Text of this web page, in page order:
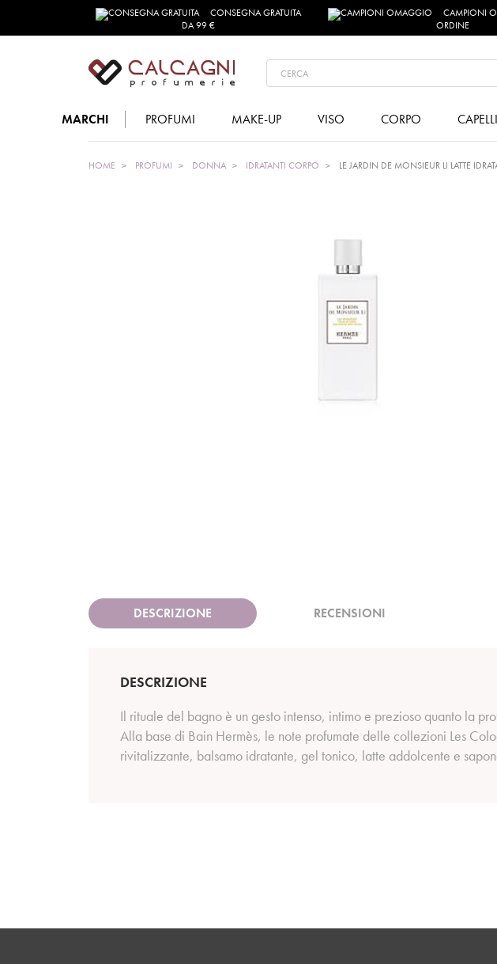
CONSEGNA GRATUITA
DA 99 €
CAMPIONI
ORDINE
MARCHI PROFUMI MAKE-UP VISO CORPO CAPELLI
HOME PROFUMI DONNA IDRATANTI CORPO LE JARDIN DE MONSIEUR LI LATTE
DESCRIZIONE RECENSIONI
DESCRIZIONE
Il rituale del bagno è un gesto intenso, intimo e prezioso quanto la
Alla base di Bain Hermès, le note profumate delle collezioni Les
rivitalizzante, balsamo idratante, gel tonico, latte addolcente e